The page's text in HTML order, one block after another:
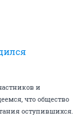
и
что общество
оступившихся.